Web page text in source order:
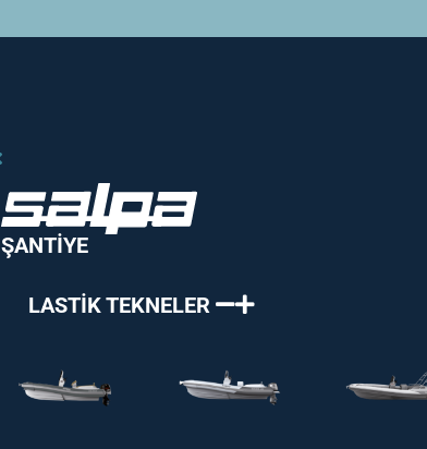
ŞANTİYE
LASTİK TEKNELER